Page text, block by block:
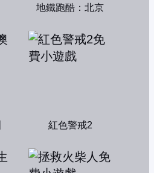
地鐵跑酷：北京
紅色警戒2